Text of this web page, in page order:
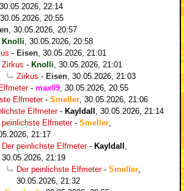
30.05.2026, 22:14
30.05.2026, 20:55
30.05.2026, 20:57
Knolli 30.05.2026, 20:58
- Eisen 30.05.2026, 21:01
Zirkus - Knolli 30.05.2026, 21:01
Zirkus - Eisen 30.05.2026, 21:03
- max09 30.05.2026, 20:55
Elfmeter- Smeller 30.05.2026, 21:06
Elfmeter- Kayldall
30.05.2026, 21:14
peinlichste Elfmeter- Smeller
21:17
Der peinlichste Elfmeter- Kayldall
30.05.2026, 21:19
Der peinlichste Elfmeter- Smeller
30.05.2026, 21:32